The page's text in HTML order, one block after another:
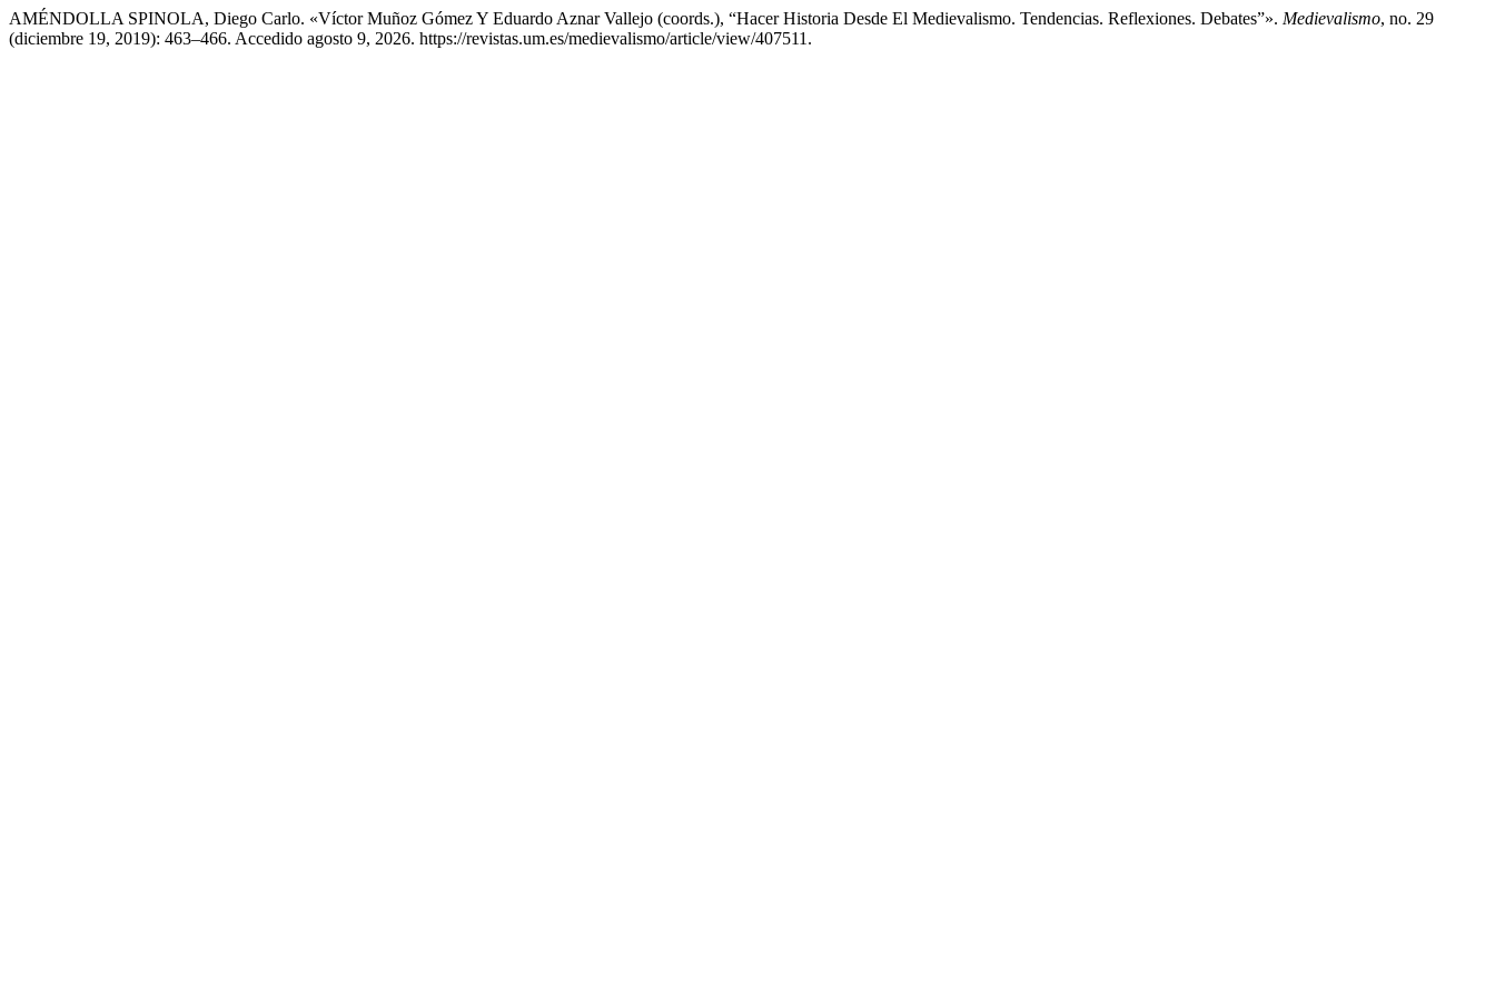
AMÉNDOLLA SPINOLA, Diego Carlo. «Víctor Muñoz Gómez Y Eduardo Aznar Vallejo (coords.), “Hacer Historia Desde El Medievalismo. Tendencias. Reflexiones. Debates”». Medievalismo, no. 29
(diciembre 19, 2019): 463–466. Accedido agosto 9, 2026. https://revistas.um.es/medievalismo/article/view/407511.